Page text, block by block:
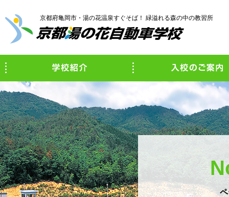
京都府亀岡市・湯の花温泉すぐそば！ 緑溢れる森の中の教習所